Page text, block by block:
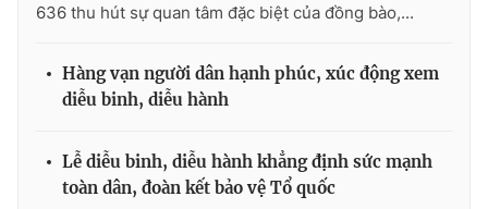
636 thu hút sự quan tâm đặc biệt của đồng bào,...
Hàng vạn người dân hạnh phúc, xúc động xem
diễu binh, diễu hành
Lễ diễu binh, diễu hành khẳng định sức mạnh
toàn dân, đoàn kết bảo vệ Tổ quốc